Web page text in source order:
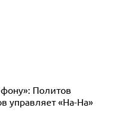
алкоголь из-
после
Политов
управляет «На-На»